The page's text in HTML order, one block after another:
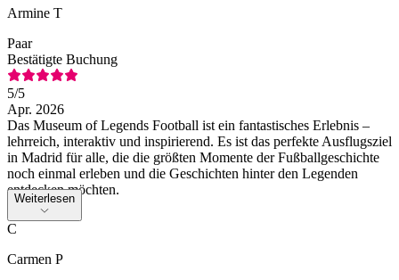
Armine T
Paar
Bestätigte Buchung
5/5
Apr. 2026
Das Museum of Legends Football ist ein fantastisches Erlebnis –
lehrreich, interaktiv und inspirierend. Es ist das perfekte Ausflugsziel
in Madrid für alle, die die größten Momente der Fußballgeschichte
noch einmal erleben und die Geschichten hinter den Legenden
entdecken möchten.
Weiterlesen
C
Carmen P